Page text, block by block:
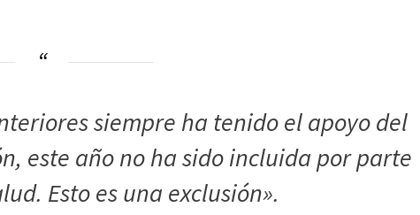
siempre ha tenido el apoyo del
este año no ha sido incluida por parte
Esto es una exclusión».